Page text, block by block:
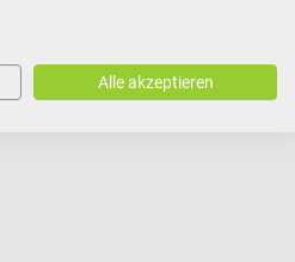
Alle akzeptieren